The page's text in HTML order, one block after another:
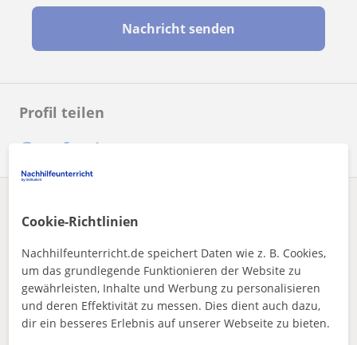
Profil teilen
Nachricht senden
Enthält dieses Profil einen Fehler?
Nachhilfeunterricht Englisch
Weidenbach
I am a trained teacher of Biology and agriculture,with 4year...
Andere Englisch-lehrer in Weidenbach die
dich interessieren könnten
Cookie-Richtlinien
Nachhilfeunterricht.de speichert Daten wie z. B. Cookies,
um das grundlegende Funktionieren der Website zu
gewährleisten, Inhalte und Werbung zu personalisieren
und deren Effektivität zu messen. Dies dient auch dazu,
dir ein besseres Erlebnis auf unserer Webseite zu bieten.